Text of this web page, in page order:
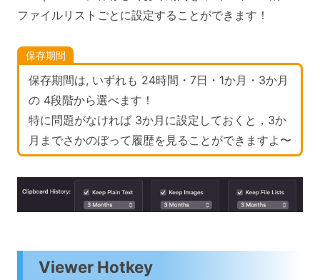
ファイルリストごとに設定することができます！
保存期間
保存期間は, いずれも 24時間・7日・1か月・3か月
の 4段階から選べます！
特に問題がなければ 3か月に設定しておくと，3か
月までさかのぼって履歴を見ることができますよ〜
Viewer Hotkey